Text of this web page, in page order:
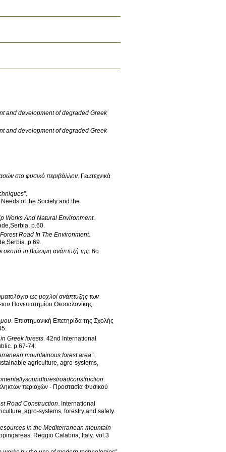
and development of degraded Greek
and development of degraded Greek
στο φυσικό περιβάλλον. Γεωτεχνικά
.
of the Society and the
Works And Natural Environment.
. p.60.
Road In The Environment.
. p.69.
σκοπό τη βιώσιμη ανάπτυξή της. 6o
ως μοχλοί ανάπτυξης των
Πανεπιστημίου Θεσσαλονίκης.
. Επιστημονική Επετηρίδα της Σχολής
.
Greek forests. 42nd International
. p.67-74.
mountainous forest area”.
agriculture, agro-systems,
.
περιοχών - Προστασία Φυσικού
Road Construction. International
agro-systems, forestry and safety.
in the Mediterranean mountain
. Reggio Calabria, Italy. vol.3